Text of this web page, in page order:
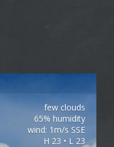
few clouds
65% humidity
wind: 1m/s SSE
H 23 • L 23